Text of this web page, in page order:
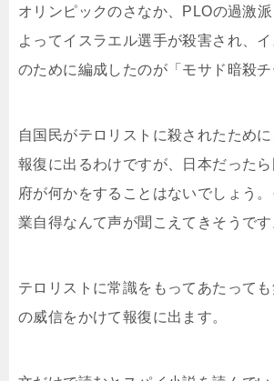
オリンピックのさなか、PLOの過激
よってイスラエル選手が殺害され、
のために編成したのが「モサド暗殺チ
自国民がテロリストに殺されたため
報復に出るわけですが、日本だった
府が何かをすることはないでしょう
業自得なんて声が聞こえてきそうです
テロリストに常識をもってあたって
の威信をかけて報復に出ます。